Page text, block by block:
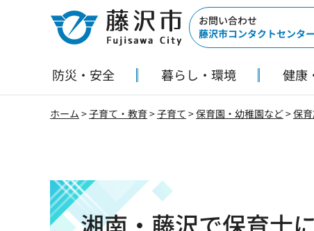
藤沢市
お問い合わせ
藤沢市コンタクトセンター
防災・安全 暮らし・環境 健康
ホーム >子育て・教育 >子育て >保育園・幼稚園など>保